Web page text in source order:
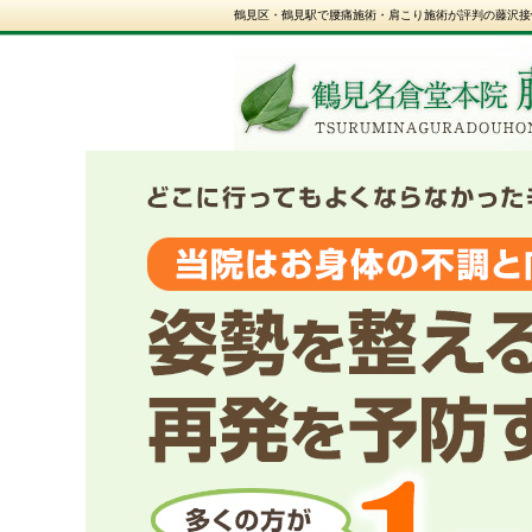
鶴見区・鶴見駅で腰痛施術・肩こり施術が評判の藤沢